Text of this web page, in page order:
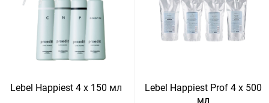
Lebel Happiest 4 х 150 мл
Lebel Happiest Prof 4 х 500
мл